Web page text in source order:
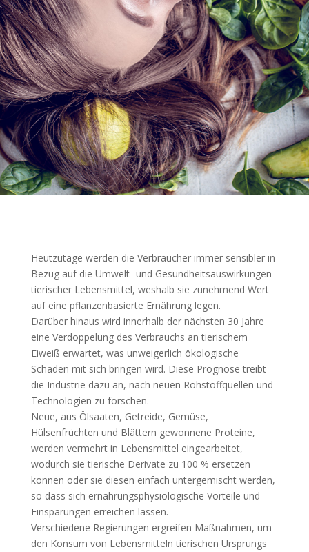
Heutzutage werden die Verbraucher immer sensibler in
Bezug auf die Umwelt- und Gesundheitsauswirkungen
tierischer Lebensmittel, weshalb sie zunehmend Wert
auf eine pflanzenbasierte Ernährung legen.
Darüber hinaus wird innerhalb der nächsten 30 Jahre
eine Verdoppelung des Verbrauchs an tierischem
Eiweiß erwartet, was unweigerlich ökologische
Schäden mit sich bringen wird. Diese Prognose treibt
die Industrie dazu an, nach neuen Rohstoffquellen und
Technologien zu forschen.
Neue, aus Ölsaaten, Getreide, Gemüse,
Hülsenfrüchten und Blättern gewonnene Proteine,
werden vermehrt in Lebensmittel eingearbeitet,
wodurch sie tierische Derivate zu 100 % ersetzen
können oder sie diesen einfach untergemischt werden,
so dass sich ernährungsphysiologische Vorteile und
Einsparungen erreichen lassen.
Verschiedene Regierungen ergreifen Maßnahmen, um
den Konsum von Lebensmitteln tierischen Ursprungs